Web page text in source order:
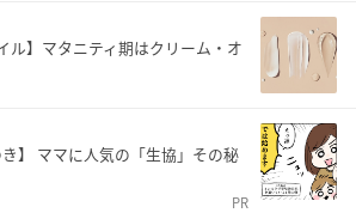
ル】マタニティ期はクリーム・オ
き】 ママに人気の「生協」その秘
PR